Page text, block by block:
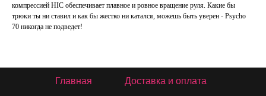
компрессией HIC обеспечивает плавное и ровное вращение руля. Какие бы
трюки ты ни ставил и как бы жестко ни катался, можешь быть уверен - Psycho
70 никогда не подведет!
Главная Доставка и оплата